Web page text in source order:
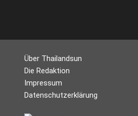
Über Thailandsun
Die Redaktion
Impressum
Datenschutzerklärung